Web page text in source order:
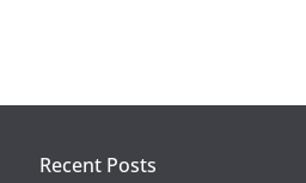
Recent Posts